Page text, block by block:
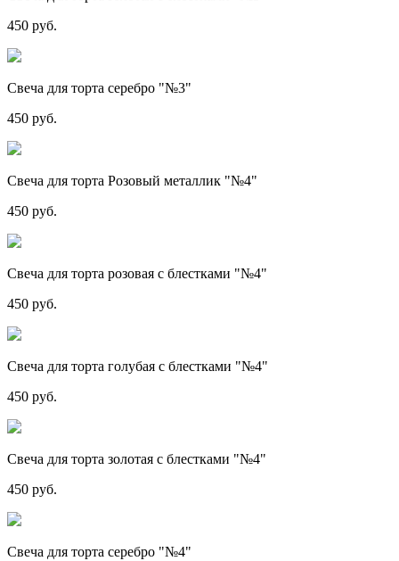
450 руб.
Свеча для торта серебро "№3"
450 руб.
Свеча для торта Розовый металлик "№4"
450 руб.
Свеча для торта розовая с блестками "№4"
450 руб.
Свеча для торта голубая с блестками "№4"
450 руб.
Свеча для торта золотая с блестками "№4"
450 руб.
Свеча для торта серебро "№4"